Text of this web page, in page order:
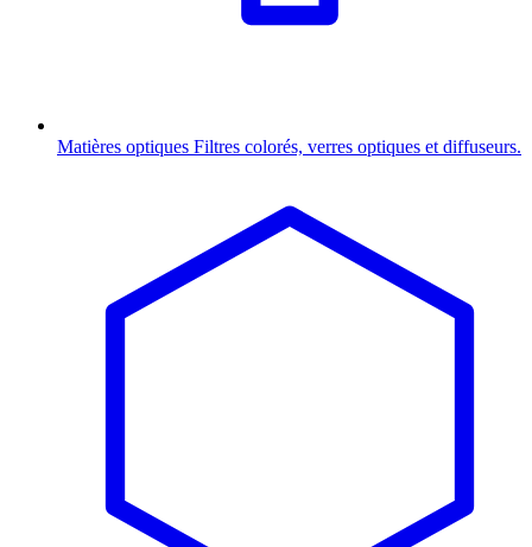
Matières optiques Filtres colorés, verres optiques et diffuseurs.